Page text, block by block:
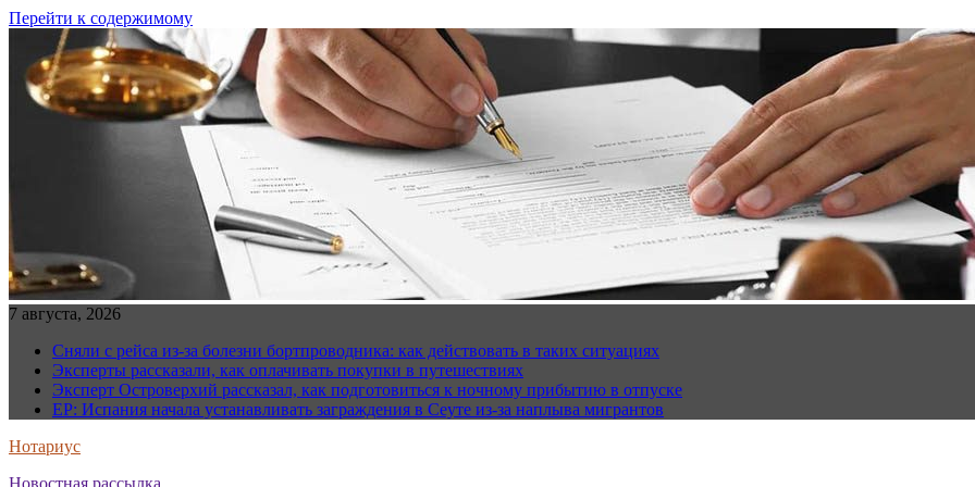
Перейти к содержимому
7 августа, 2026
Сняли с рейса из-за болезни бортпроводника: как действовать в таких ситуациях
Эксперты рассказали, как оплачивать покупки в путешествиях
Эксперт Островерхий рассказал, как подготовиться к ночному прибытию в отпуске
EP: Испания начала устанавливать заграждения в Сеуте из-за наплыва мигрантов
Нотариус
Новостная рассылка